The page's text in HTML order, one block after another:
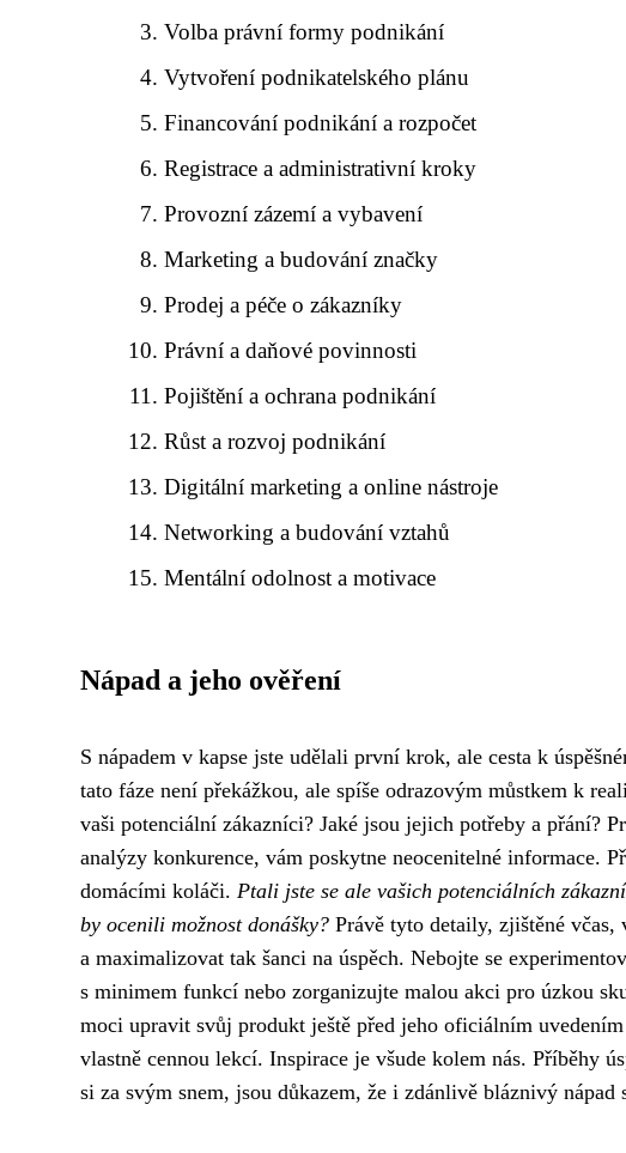
Volba právní formy podnikání
Vytvoření podnikatelského plánu
Financování podnikání a rozpočet
Registrace a administrativní kroky
Provozní zázemí a vybavení
Marketing a budování značky
Prodej a péče o zákazníky
Právní a daňové povinnosti
Pojištění a ochrana podnikání
Růst a rozvoj podnikání
Digitální marketing a online nástroje
Networking a budování vztahů
Mentální odolnost a motivace
Nápad a jeho ověření
S nápadem v kapse jste udělali první krok, ale cesta k
tato fáze není překážkou, ale spíše odrazovým můstkem k
vaši potenciální zákazníci? Jaké jsou jejich potřeby a přání?
analýzy konkurence, vám poskytne neocenitelné informace.
domácími koláči. Ptali jste se ale vašich potenciálních
by ocenili možnost donášky? Právě tyto detaily, zjištěné včas,
a maximalizovat tak šanci na úspěch. Nebojte se
s minimem funkcí nebo zorganizujte malou akci pro úzkou
moci upravit svůj produkt ještě před jeho oficiálním
vlastně cennou lekcí. Inspirace je všude kolem nás. Příběhy
si za svým snem, jsou důkazem, že i zdánlivě bláznivý nápad